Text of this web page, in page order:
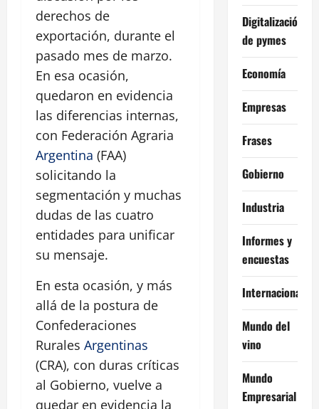
derechos de
exportación, durante el
pasado mes de marzo.
En esa ocasión,
quedaron en evidencia
las diferencias internas,
con Federación Agraria
Argentina (FAA)
solicitando la
segmentación y muchas
dudas de las cuatro
entidades para unificar
su mensaje.
En esta ocasión, y más
allá de la postura de
Confederaciones
Rurales Argentinas
(CRA), con duras críticas
al Gobierno, vuelve a
quedar en evidencia la
Digitalización
de pymes
Economía
Empresas
Frases
Gobierno
Industria
Informes y
encuestas
Internacional
Mundo del
vino
Mundo
Empresarial